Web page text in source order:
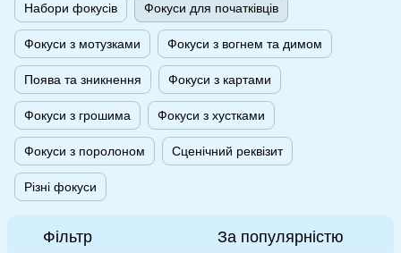
Набори фокусів Фокуси для початківців
Фокуси з мотузками Фокуси з вогнем та димом
Поява та зникнення Фокуси з картами
Фокуси з грошима Фокуси з хустками
Фокуси з поролоном Сценічний реквізит
Різні фокуси
Фільтр За популярністю